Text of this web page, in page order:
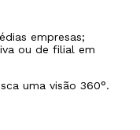
empresas;
ou de filial em
uma visão 360°.